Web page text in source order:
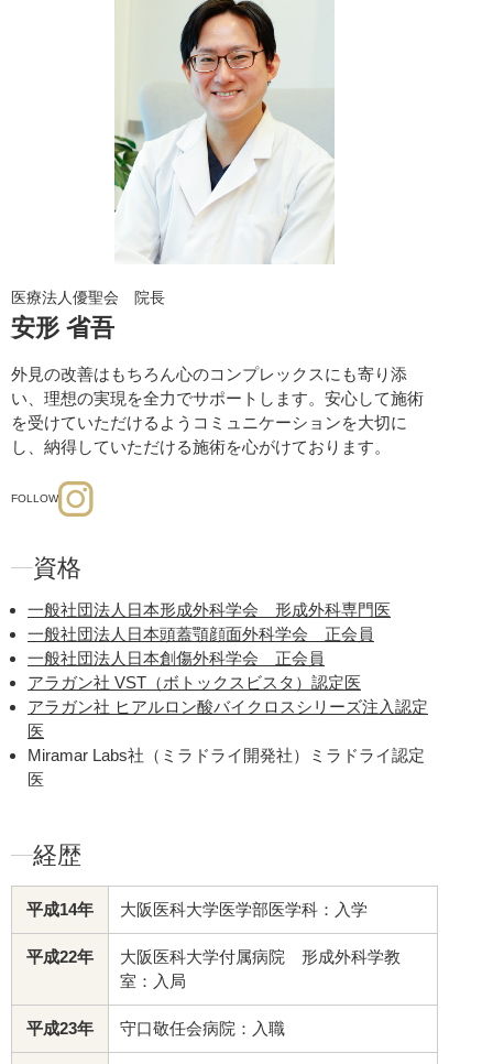
医療法人優聖会 院長
安形 省吾
外見の改善はもちろん心のコンプレックスにも寄り添
い、理想の実現を全力でサポートします。安心して施術
を受けていただけるようコミュニケーションを大切に
し、納得していただける施術を心がけております。
FOLLOW
資格
一般社団法人日本形成外科学会 形成外科専門医
一般社団法人日本頭蓋顎顔面外科学会 正会員
一般社団法人日本創傷外科学会 正会員
アラガン社 VST（ボトックスビスタ）認定医
アラガン社 ヒアルロン酸バイクロスシリーズ注入認定
医
Miramar Labs社（ミラドライ開発社）ミラドライ認定
医
経歴
平成14年 大阪医科大学医学部医学科：入学
平成22年
大阪医科大学付属病院 形成外科学教
室：入局
平成23年 守口敬任会病院：入職